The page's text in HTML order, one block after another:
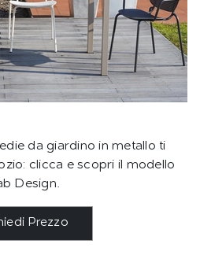
da giardino in metallo ti
clicca e scopri il modello
Design.
Prezzo